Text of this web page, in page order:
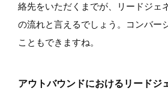
絡先をいただくまでが、リードジェ
の流れと言えるでしょう。コンバー
こともできますね。
アウトバウンドにおけるリードジ